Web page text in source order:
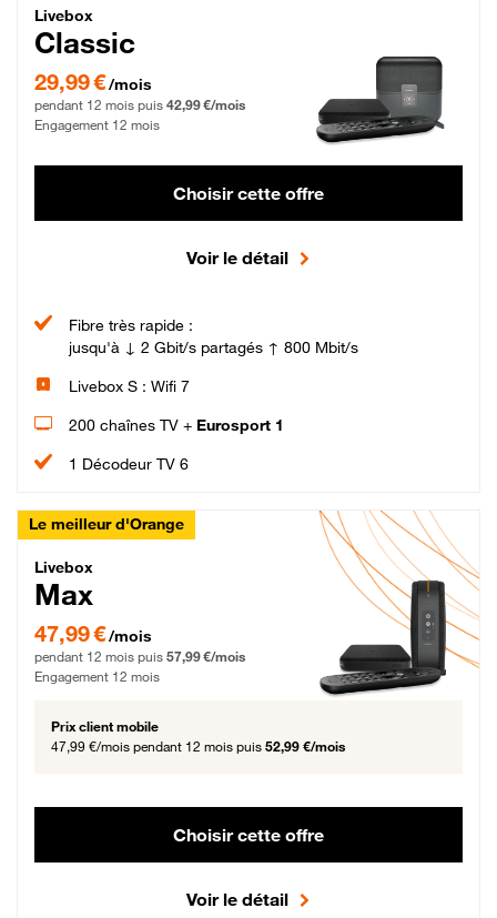
Livebox Classic Fibre
Livebox
Classic
29,99 € par mois pendant 12 mois puis 42,99 € par mois, Engagement 12 mois
29,99 €/mois
pendant 12 mois puis 42,99 €/mois
Engagement 12 mois
Choisir cette offre
Voir le détail
Fibre très rapide :
jusqu'à ↓ 2 Gbit/s partagés ↑ 800 Mbit/s
Livebox S : Wifi 7
200 chaînes TV + Eurosport 1
1 Décodeur TV 6
Le meilleur d'Orange
Livebox Max Fibre
Livebox
Max
47,99 € par mois pendant 12 mois puis 57,99 € par mois, Engagement 12 mois
47,99 €/mois
pendant 12 mois puis 57,99 €/mois
Engagement 12 mois
Prix client mobile
47,99 €/mois pendant 12 mois puis 52,99 €/mois
Choisir cette offre
Voir le détail